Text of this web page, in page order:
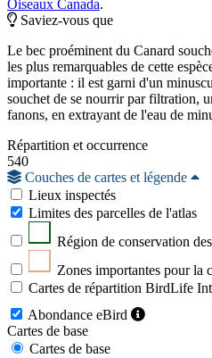
Oiseaux Canada.
Saviez-vous que
Le bec proéminent du Canard
les plus remarquables de cette
importante : il est garni d'un
souchet de se nourrir par filtration,
fanons, en extrayant de l'eau de
Répartition et occurrence
540
Couches de cartes et légende
Lieux inspectés
Limites des parcelles de l'atlas
Région de conservation
Zones importantes pour la
Cartes de répartition BirdLife
Abondance eBird
Cartes de base
Cartes de base